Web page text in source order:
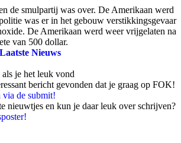
de smulpartij was over. De Amerikaan werd
was er in het gebouw verstikkingsgevaar
De Amerikaan werd weer vrijgelaten na
van 500 dollar.
Nieuws
je het leuk vond
bericht gevonden dat je graag op FOK!
via de submit!
nieuwtjes en kun je daar leuk over schrijven?